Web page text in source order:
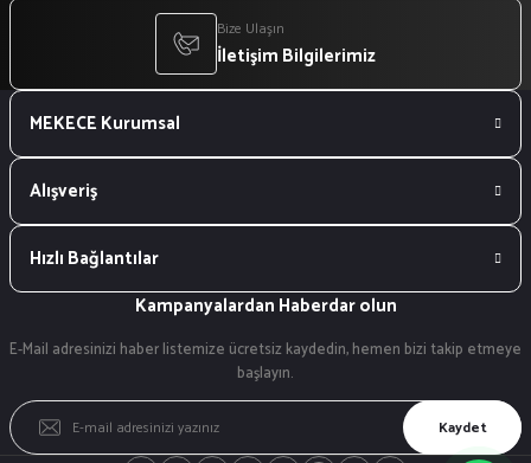
Bize Ulaşın
İletişim Bilgilerimiz
MEKECE Kurumsal
Alışveriş
Hızlı Bağlantılar
Kampanyalardan Haberdar olun
E-Mail adresinizi haber listemize ücretsiz kaydedin, hemen bizi takip etmeye
başlayın.
Kaydet